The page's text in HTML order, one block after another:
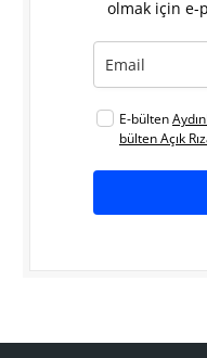
olmak için e-
E-bülten
bülten Açık